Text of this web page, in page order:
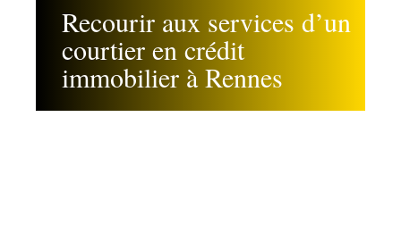
Recourir aux services d’un
courtier en crédit
immobilier à Rennes